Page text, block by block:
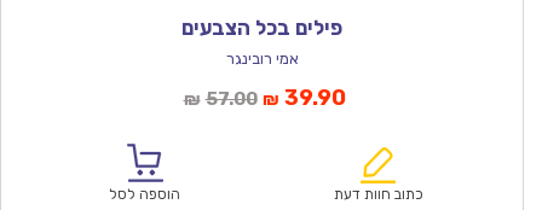
פילים בכל הצבעים
אמי רובינגר
₪ 57.00המחיר
₪57.00.
₪ 39.90המחיר
הוא:
כתוב חוות דעת הוספה לסל